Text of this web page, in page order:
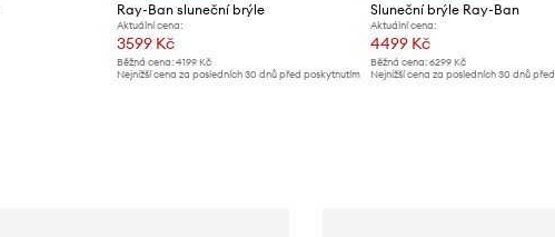
Ray-Ban sluneční brýle
Aktuální cena:
3599 Kč
Běžná cena: 4199 Kč
Nejnižší cena za posledních 30 dnů před poskytnutím
Sluneční brýle Ray-Ban
Aktuální cena:
4499 Kč
Běžná cena: 6299 Kč
Nejnižší cena za posledních 30 dnů